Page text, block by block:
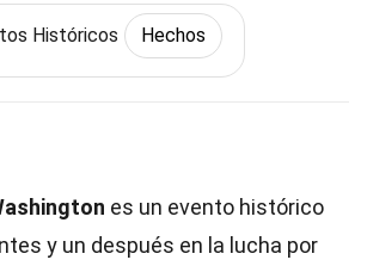
Históricos Hechos
es un evento histórico
y un después en la lucha por